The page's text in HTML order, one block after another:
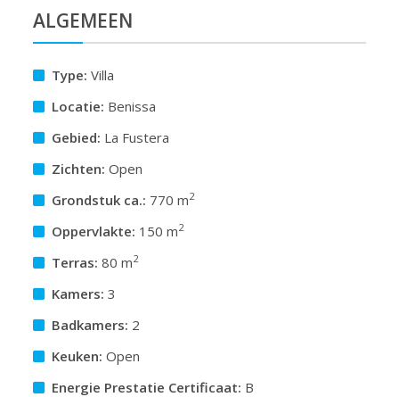
ALGEMEEN
Type: Villa
Locatie: Benissa
Gebied: La Fustera
Zichten: Open
Grondstuk ca.: 770 m2
Oppervlakte: 150 m2
Terras: 80 m2
Kamers: 3
Badkamers: 2
Keuken: Open
Energie Prestatie Certificaat: B